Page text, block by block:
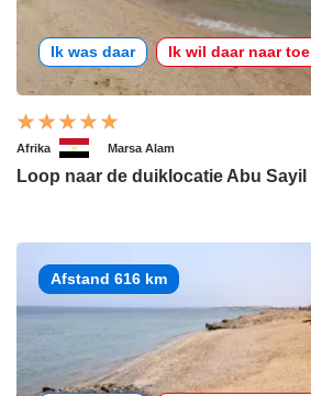
Ik was daar Ik wil daar naar toe
Afrika Marsa Alam
Loop naar de duiklocatie Abu Sayil
Afstand 616 km